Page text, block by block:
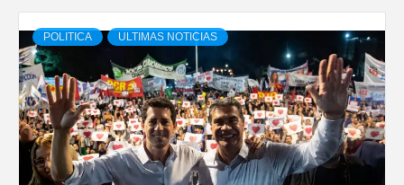
POLITICA ULTIMAS NOTICIAS